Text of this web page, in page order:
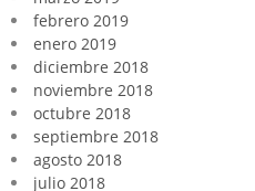
febrero 2019
enero 2019
diciembre 2018
noviembre 2018
octubre 2018
septiembre 2018
agosto 2018
julio 2018